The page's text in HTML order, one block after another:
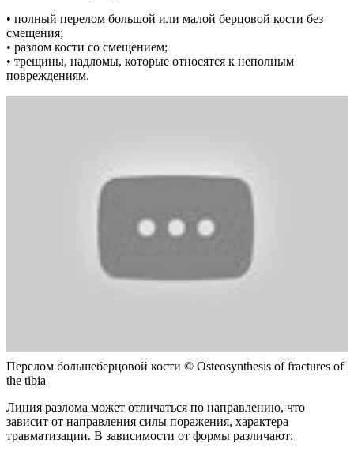
• полный перелом большой или малой берцовой кости без
смещения;
• разлом кости со смещением;
• трещины, надломы, которые относятся к неполным
повреждениям.
Перелом большеберцовой кости © Osteosynthesis of fractures of
the tibia
Линия разлома может отличаться по направлению, что
зависит от направления силы поражения, характера
травматизации. В зависимости от формы различают: